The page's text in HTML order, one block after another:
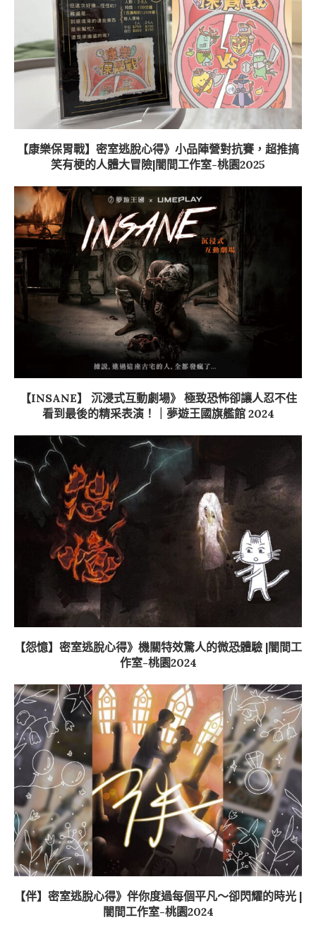
【康樂保胃戰】密室逃脫心得》小品陣營對抗賽，超推搞
笑有梗的人體大冒險|闇間工作室-桃園2025
【INSANE】 沉浸式互動劇場》 極致恐怖卻讓人忍不住
看到最後的精采表演！｜夢遊王國旗艦館 2024
【怨憶】密室逃脫心得》機關特效驚人的微恐體驗 |闇間工
作室-桃園2024
【伴】密室逃脫心得》伴你度過每個平凡～卻閃耀的時光 |
闇間工作室-桃園2024